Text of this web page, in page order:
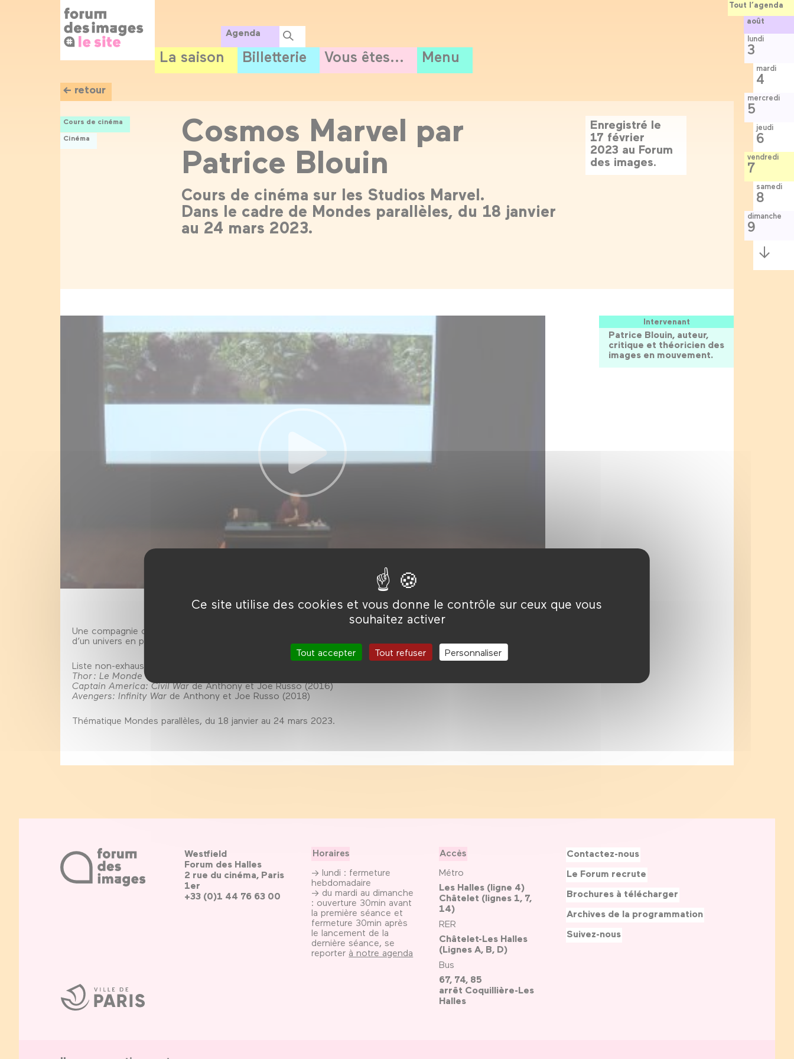
Ce site utilise des cookies et vous donne le contrôle sur ceux que vous
souhaitez activer
Tout accepter Tout refuser Personnaliser
Agenda
La saison Billetterie Vous êtes... Menu
← retour
Cours de cinéma
Cinéma
Enregistré le
17 février
2023 au Forum
des images.
Cosmos Marvel par
Patrice Blouin
Cours de cinéma sur les Studios Marvel.
Dans le cadre de Mondes parallèles, du 18 janvier
au 24 mars 2023.
Intervenant
Patrice Blouin, auteur,
critique et théoricien des
images en mouvement.
Une compagnie cinématographique, les Studios Marvel, s’est consacrée depuis quinze ans à la constitution
d’un univers en passe de devenir maintenant un multivers. Comment comprendre ce projet cosmique ?
Liste non-exhaustive des films mentionnés:
Thor : Le Monde des ténèbres de
Captain America: Civil Warde Anthony et Joe Russo (2016)
Avengers: Infinity War de Anthony et Joe Russo (2018)
Thématique Mondes parallèles, du 18 janvier au 24 mars 2023.
Tout l’agenda
août
lundi
3
mardi
4
mercredi
5
jeudi
6
vendredi
7
samedi
8
dimanche
9
Semaine
suivante
Ville
de
Paris
Westfield
Forum des Halles
2 rue du cinéma, Paris
1er
+33 (0)1 44 76 63 00
Horaires
→ lundi : fermeture
hebdomadaire
→ du mardi au dimanche
: ouverture 30min avant
la première séance et
fermeture 30min après
le lancement de la
dernière séance, se
reporter à notre agenda
Accès
Métro
Les Halles (ligne 4)
Châtelet (lignes 1, 7,
14)
RER
Châtelet-Les Halles
(Lignes A, B, D)
Bus
67, 74, 85
arrêt Coquillière-Les
Halles
Contactez-nous
Le Forum recrute
Brochures à télécharger
Archives de la programmation
Suivez-nous